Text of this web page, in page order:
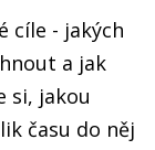
cíle - jakých
a jak
si, jakou
času do něj